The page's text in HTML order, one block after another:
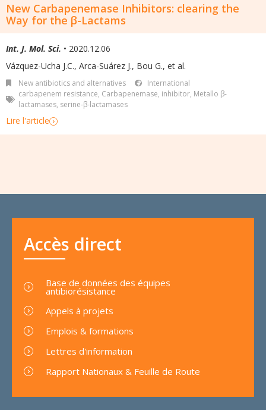
New Carbapenemase Inhibitors: clearing the
Way for the β-Lactams
Int. J. Mol. Sci. • 2020.12.06
Vázquez-Ucha J.C., Arca-Suárez J., Bou G., et al.
New antibiotics and alternatives
International
carbapenem resistance, Carbapenemase, inhibitor, Metallo β-
lactamases, serine-β-lactamases
Lire l'article
Accès direct
Base de données des équipes
antibiorésistance
Appels à projets
Emplois & formations
Lettres d'information
Rapport Nationaux & Feuille de Route